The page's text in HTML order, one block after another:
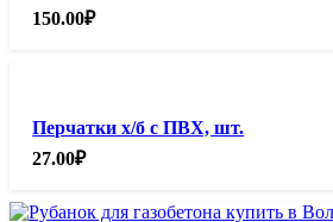
150.00₽
Перчатки х/б с ПВХ, шт.
27.00₽